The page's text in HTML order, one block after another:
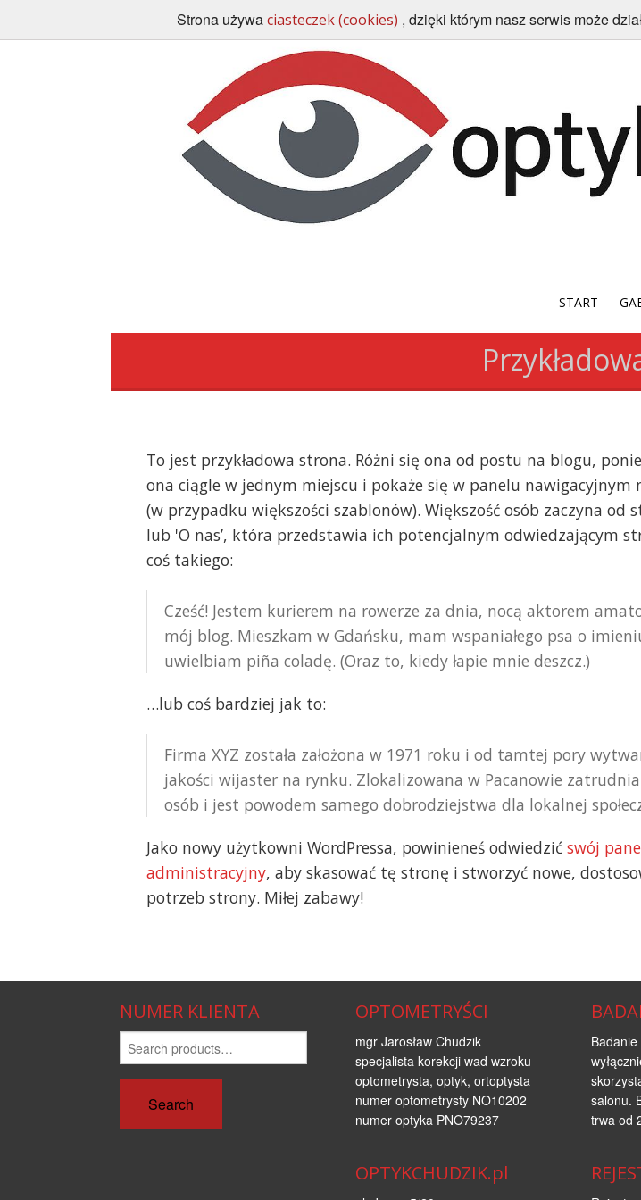
START
To jest przykładowa strona. Różni się ona od postu na blogu,
ona ciągle w jednym miejscu i pokaże się w panelu
(w przypadku większości szablonów). Większość osób zaczyna od
lub 'O nas’, która przedstawia ich potencjalnym odwiedzającym
coś takiego:
Cześć! Jestem kurierem na rowerze za dnia, nocą aktorem
mój blog. Mieszkam w Gdańsku, mam wspaniałego psa o
uwielbiam piña coladę. (Oraz to, kiedy łapie mnie deszcz.)
…lub coś bardziej jak to:
Firma XYZ została założona w 1971 roku i od tamtej pory
jakości wijaster na rynku. Zlokalizowana w Pacanowie
osób i jest powodem samego dobrodziejstwa dla lokalnej
Jako nowy użytkowni WordPressa, powinieneś odwiedzić swój
administracyjny, aby skasować tę stronę i stworzyć nowe,
potrzeb strony. Miłej zabawy!
NUMER KLIENTA
Search
for:
Search
OPTOMETRYŚCI
mgr Jarosław Chudzik
specjalista korekcji wad wzroku
optometrysta, optyk, ortoptysta
numer optometrysty NO10202
numer optyka PNO79237
salonu.
trwa od
OPTYKCHUDZIK.pl
Strona używaciasteczek (cookies) , dzięki którym nasz serwis może